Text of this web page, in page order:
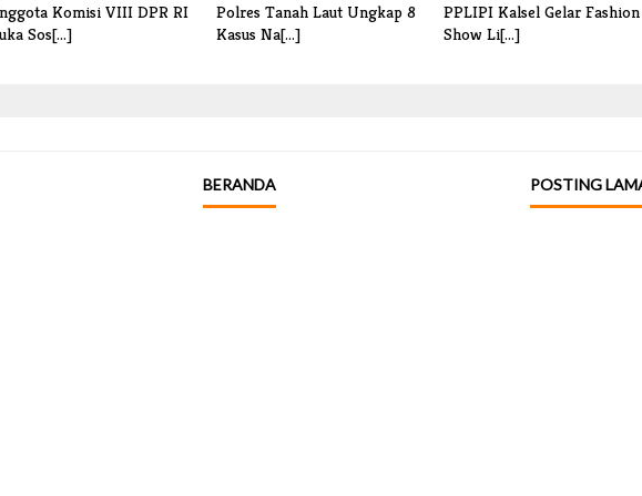
Komisi VIII DPR RI
Sos[...]
Polres Tanah Laut Ungkap 8
Kasus Na[...]
PPLIPI Kalsel Gelar Fashion
Show Li[...]
POSTING
BERANDA